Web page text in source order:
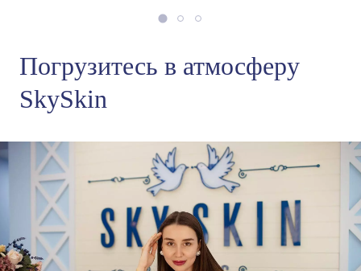
Погрузитесь в атмосферу
SkySkin